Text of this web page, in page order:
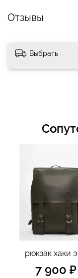
Отзывы
Выбрать
рюкзак хаки
7 900 ₽